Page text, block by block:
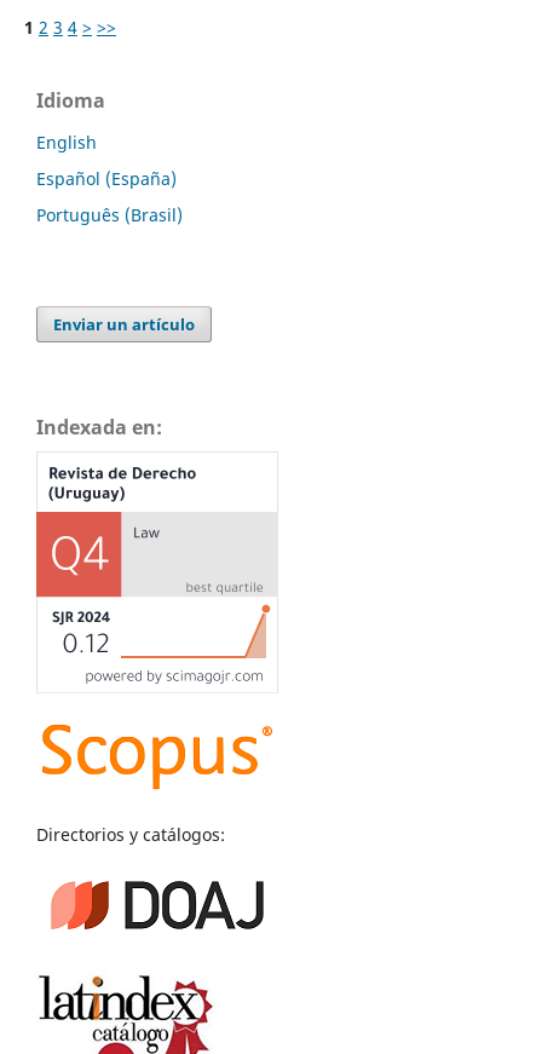
1 2 3 4 > >>
Idioma
English
Español (España)
Português (Brasil)
Enviar un artículo
Indexada en:
Directorios y catálogos: